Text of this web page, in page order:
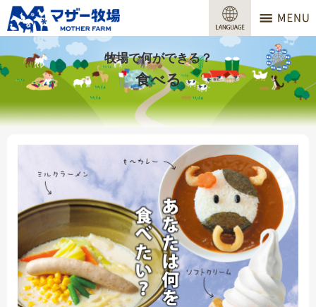
営業時間
料金
交通アクセス
サービスガイド
牧場で何ができる？
場内マップ
おすすめコース
団体プラン
牧場で何ができる？
食べる